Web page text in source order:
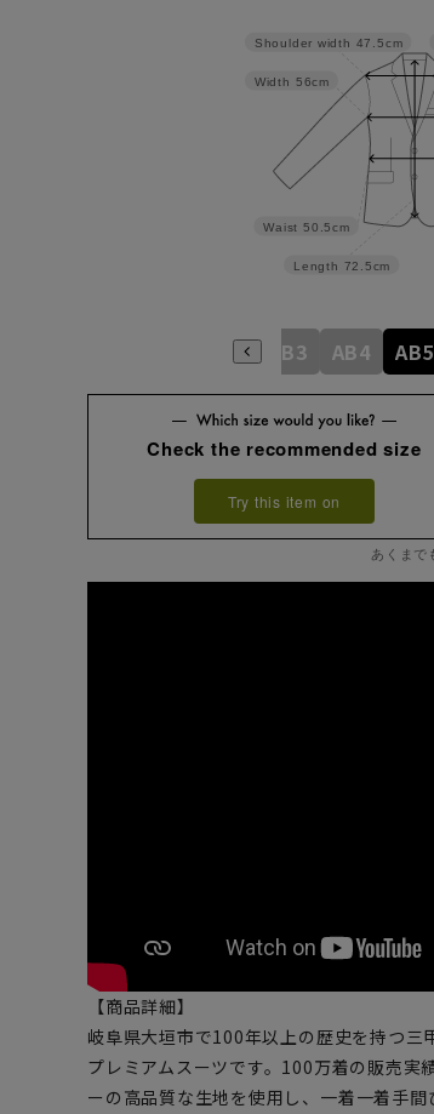
Length 72.5cm
Waist 50.5cm
Width 56cm
Shoulder width 47.5cm
A8 AB3 AB4 AB5
Check the recommended size
Try this item on
あくまで
【商品詳細】
岐阜県大垣市で100年以上の歴史を持つ三
プレミアムスーツです。100万着の販売実
ーの高品質な生地を使用し、一着一着手